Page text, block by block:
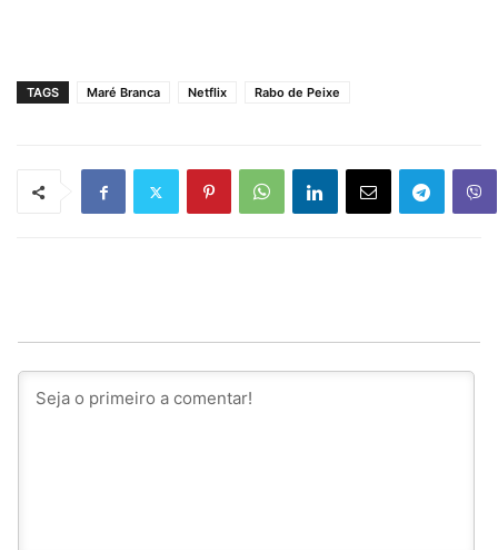
TAGS Maré Branca Netflix Rabo de Peixe